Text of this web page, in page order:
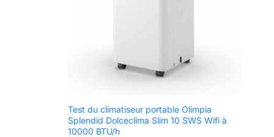
Test du climatiseur portable Olimpia
Splendid Dolceclima Slim 10 SWS Wifi à
10000 BTU/h